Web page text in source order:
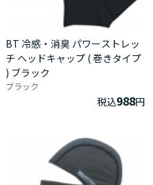
BT 冷感・消臭 パワーストレッ
チ ヘッドキャップ ( 巻きタイプ
) ブラック
ブラック
税込988円